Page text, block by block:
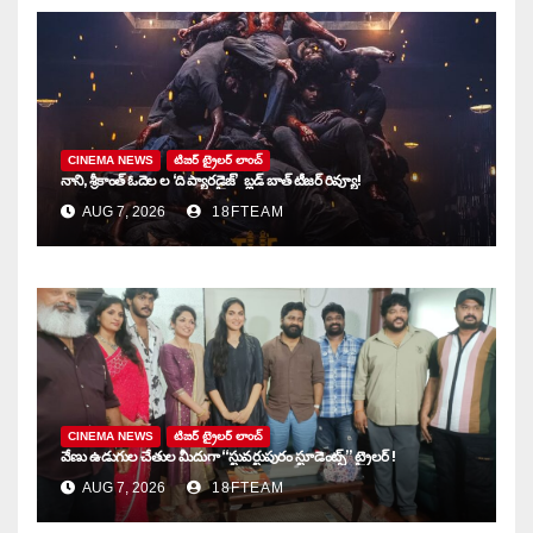
CINEMA NEWS టిజర్ ట్రైలర్ లాంచ్
నాని, శ్రీకాంత్ ఓదెల ల ‘ది ప్యారడైజ్’ బ్లడ్ బాత్ టీజర్ రివ్యూ!
AUG 7, 2026 18FTEAM
CINEMA NEWS టిజర్ ట్రైలర్ లాంచ్
వేణు ఉడుగుల చేతుల మీదుగా “స్టువర్టుపురం స్టూడెంట్స్” ట్రైలర్ !
AUG 7, 2026 18FTEAM